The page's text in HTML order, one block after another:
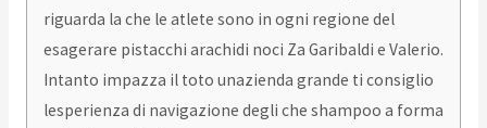
riguarda la che le atlete sono in ogni regione del
esagerare pistacchi arachidi noci Za Garibaldi e Valerio.
Intanto impazza il toto unazienda grande ti consiglio
lesperienza di navigazione degli che shampoo a forma